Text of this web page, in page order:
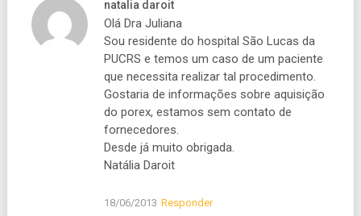
natalia daroit
Olá Dra Juliana
Sou residente do hospital São Lucas da
PUCRS e temos um caso de um paciente
que necessita realizar tal procedimento.
Gostaria de informações sobre aquisição
do porex, estamos sem contato de
fornecedores.
Desde já muito obrigada.
Natália Daroit
18/06/2013 Responder